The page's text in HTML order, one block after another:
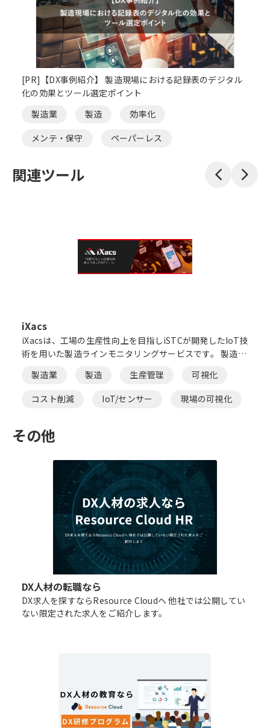
[PR]【DX事例紹介】 製造現場における記録表のデジタル
化の効果とツール選定ポイント
製造業
製造
効率化
メンテ・保守
ペーパーレス
関連ツール
iXacs
iXacsは、工場の生産性向上を目指しiSTCが開発したIoT技
術を用いた製造ラインモニタリングサービスです。 製造現
日々の生産性向上活動へ貢献します。
製造業 製造 生産管理
可視化
コスト削減
IoT/センサー
現場の可視化
その他
DX人材の転職なら
DX求人を探すならResource Cloudへ 他社では公開してい
ない限定された求人をご紹介します。